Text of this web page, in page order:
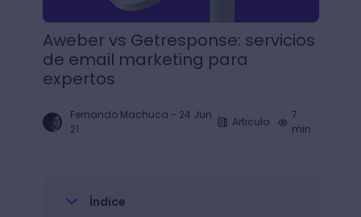
Aweber vs Getresponse: servicios
de email marketing para
expertos
Fernando Machuca - 24 Jun
21
Articulo
7
min.
Índice